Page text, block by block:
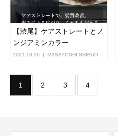
【渋尾】ケアストレートとノ
ンジアミンカラー
2021.10.26 MASAYOSHI SHIBUO
1 2 3 4